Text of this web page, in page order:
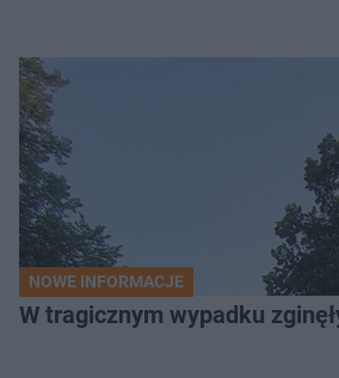
NOWE INFORMACJE
W tragicznym wypadku